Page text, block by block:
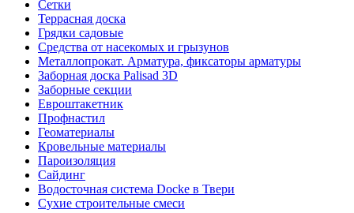
Сетки
Террасная доска
Грядки садовые
Средства от насекомых и грызунов
Металлопрокат. Арматура, фиксаторы арматуры
Заборная доска Palisad 3D
Заборные секции
Евроштакетник
Профнастил
Геоматериалы
Кровельные материалы
Пароизоляция
Сайдинг
Водосточная система Docke в Твери
Сухие строительные смеси